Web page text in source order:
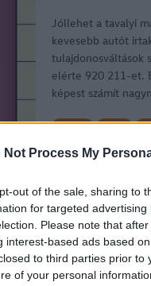
Not Process My
out of the sale, sharing to
for targeted
Please note that
interest-based ads based
to third parties prior
of your personal
Jóllehet a tavalyi
kevesebb autót
tulajdonosváltások
elérte 920 211-et.
képest számít
cikkek hirek
Volkswagen
2026.01.21.
Euro